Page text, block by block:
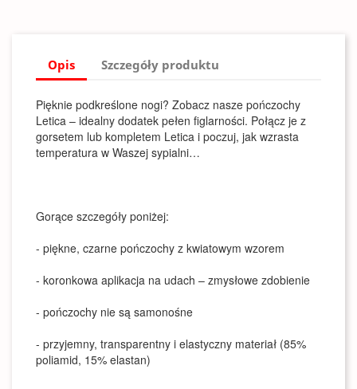
Opis Szczegóły produktu
Pięknie podkreślone nogi? Zobacz nasze pończochy
Letica – idealny dodatek pełen figlarności. Połącz je z
gorsetem lub kompletem Letica i poczuj, jak wzrasta
temperatura w Waszej sypialni…
Gorące szczegóły poniżej:
- piękne, czarne pończochy z kwiatowym wzorem
- koronkowa aplikacja na udach – zmysłowe zdobienie
- pończochy nie są samonośne
- przyjemny, transparentny i elastyczny materiał (85%
poliamid, 15% elastan)